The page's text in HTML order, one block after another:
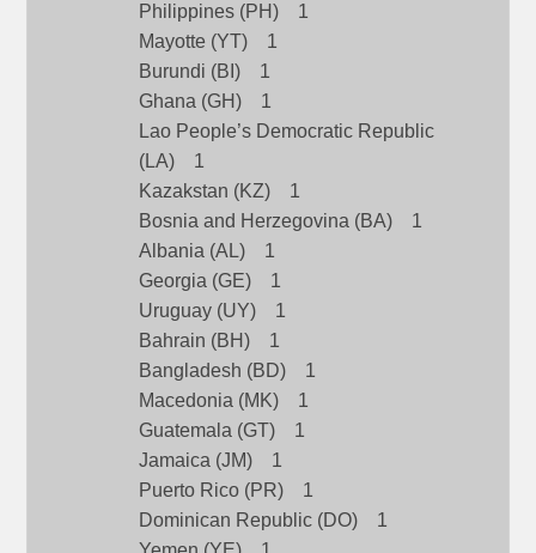
Philippines (PH) 1
Mayotte (YT) 1
Burundi (BI) 1
Ghana (GH) 1
Lao People’s Democratic Republic
(LA) 1
Kazakstan (KZ) 1
Bosnia and Herzegovina (BA) 1
Albania (AL) 1
Georgia (GE) 1
Uruguay (UY) 1
Bahrain (BH) 1
Bangladesh (BD) 1
Macedonia (MK) 1
Guatemala (GT) 1
Jamaica (JM) 1
Puerto Rico (PR) 1
Dominican Republic (DO) 1